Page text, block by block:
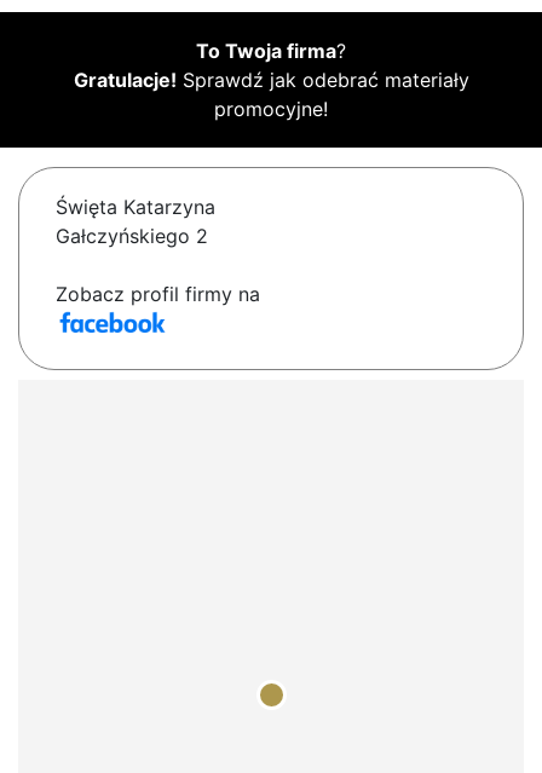
To Twoja firma?
Gratulacje! Sprawdź jak odebrać materiały
promocyjne!
Święta Katarzyna
Gałczyńskiego 2
Zobacz profil firmy na